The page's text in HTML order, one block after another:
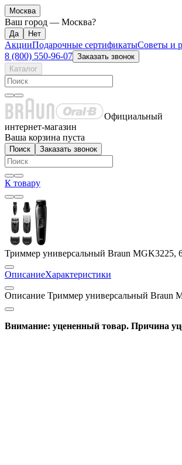
Москва
Ваш город — Москва?
АкцииПодарочные сертификатыСоветы и
8 (800) 550-96-07 Заказать звонок
Каталог
Официальный
интернет-магазин
Ваша корзина пуста
Поиск Заказать звонок
К товару
Триммер универсальный Braun
ОписаниеХарактеристики
Описание Триммер универсальный
Внимание: уцененный товар. Причина